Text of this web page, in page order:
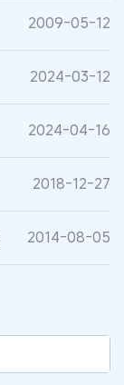
2009-05-12
2024-03-12
2024-04-16
2018-12-27
2014-08-05